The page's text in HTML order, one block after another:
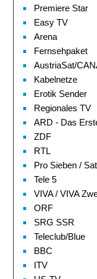
Premiere Star
Easy TV
Arena
Fernsehpaket
AustriaSat/
Kabelnetze
Erotik Sender
Regionales TV
ARD - Das
ZDF
RTL
Pro Sieben /
Tele 5
VIVA / VIVA
ORF
SRG SSR
Teleclub/Blue
BBC
ITV